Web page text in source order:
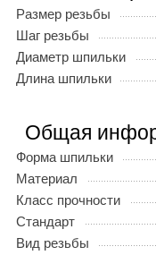
Размер резьбы
Шаг резьбы
Диаметр шпильки
Длина шпильки
Общая
Форма шпильки
Материал
Класс прочности
Стандарт
Вид резьбы